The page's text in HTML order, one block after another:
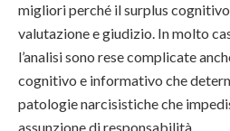
migliori perché il surplus
valutazione e giudizio. In molto
l’analisi sono rese complicate
cognitivo e informativo che
patologie narcisistiche che
assunzione di responsabilità.